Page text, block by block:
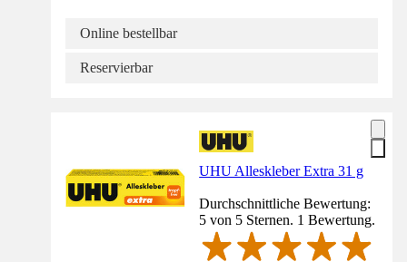
Online bestellbar
Reservierbar
UHU Alleskleber Extra 31 g
Durchschnittliche Bewertung:
5 von 5 Sternen. 1 Bewertung.